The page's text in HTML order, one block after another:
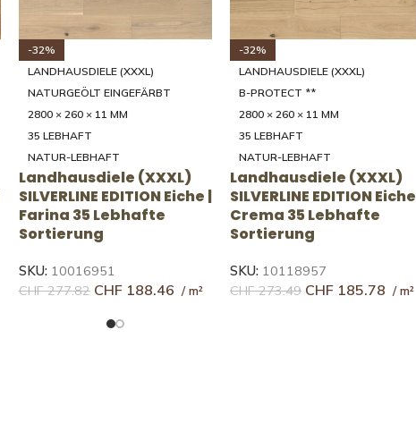
-31%
LANDHAUSDIELE (XXXL)
NATURGEÖLT EINGEFÄRBT
5 × 20 MM
46 RUSTIKAL
RUSTIKAL
Landhausdiele (XXXL)
UNICOPARK Eiche |
Mandorla 46 Rustikale
Sortierung
SKU: 10143897
CHF244.31 CHF167.68
-31%
LANDHAUSDIELE (XXXL)
NATURGEÖLT EINGEFÄRBT
5 × 20 MM
46 RUSTIKAL
RUSTIKAL
Landhausdiele (XXXL)
UNICOPARK Eiche | Fumo
46 Rustikale Sortierung
CHF219.44 CHF